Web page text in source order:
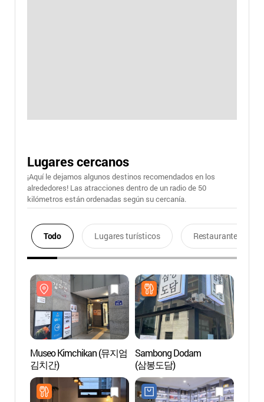
Lugares cercanos
¡Aquí le dejamos algunos destinos recomendados en los
alrededores! Las atracciones dentro de un radio de 50
kilómetros están ordenadas según su cercanía.
Todo Lugares turísticos Restaurantes
Museo Kimchikan (뮤지엄
김치간)
Sambong Dodam
(삼봉도담)